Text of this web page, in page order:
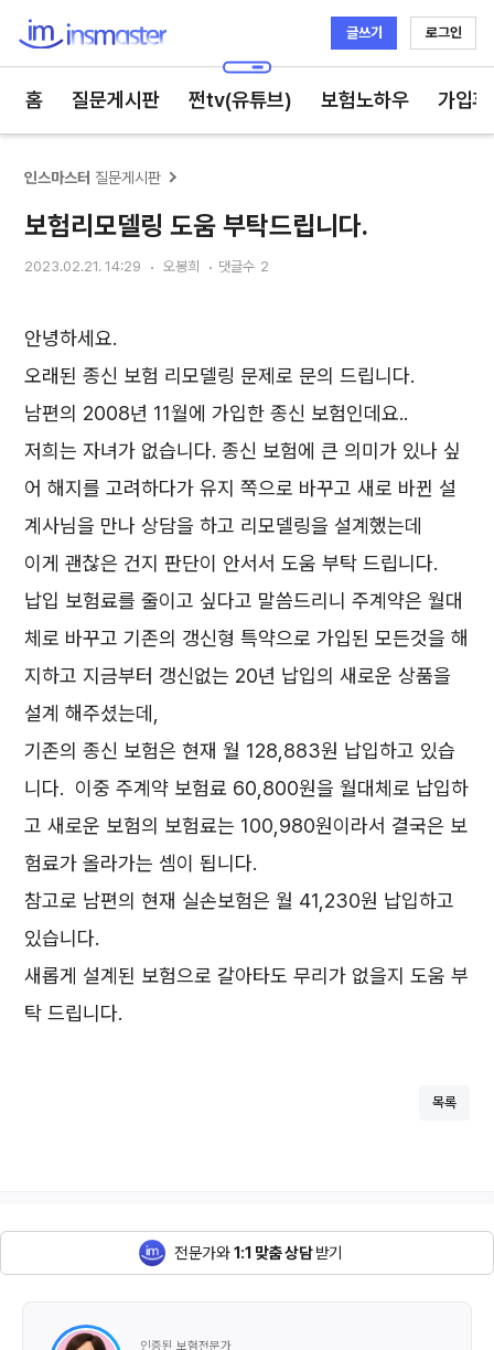
글쓰기 로그인
홈 질문게시판 쩐tv(유튜브) 보험노하우 가입
인스마스터 질문게시판
보험리모델링 도움 부탁드립니다.
2023.02.21. 14:29 오봉희 댓글수 2
안녕하세요.
오래된 종신 보험 리모델링 문제로 문의 드립니다.
남편의 2008년 11월에 가입한 종신 보험인데요..
저희는 자녀가 없습니다. 종신 보험에 큰 의미가 있나 싶
어 해지를 고려하다가 유지 쪽으로 바꾸고 새로 바뀐 설
계사님을 만나 상담을 하고 리모델링을 설계했는데
이게 괜찮은 건지 판단이 안서서 도움 부탁 드립니다.
납입 보험료를 줄이고 싶다고 말씀드리니 주계약은 월대
체로 바꾸고 기존의 갱신형 특약으로 가입된 모든것을 해
지하고 지금부터 갱신없는 20년 납입의 새로운 상품을
설계 해주셨는데,
기존의 종신 보험은 현재 월 128,883원 납입하고 있습
니다. 이중 주계약 보험료 60,800원을 월대체로 납입하
고 새로운 보험의 보험료는 100,980원이라서 결국은 보
험료가 올라가는 셈이 됩니다.
참고로 남편의 현재 실손보험은 월 41,230원 납입하고
있습니다.
새롭게 설계된 보험으로 갈아타도 무리가 없을지 도움 부
탁 드립니다.
목록
전문가와1:1 맞춤 상담받기
인증된 보험전문가